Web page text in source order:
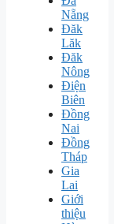
Nẵng
Đăk
Lăk
Đăk
Nông
Điện
Biên
Đồng
Nai
Đồng
Tháp
Gia
Lai
Giới
thiệu